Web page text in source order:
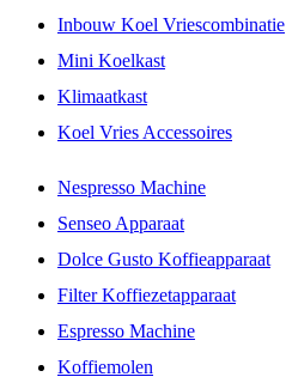
Inbouw Koel Vriescombinatie
Mini Koelkast
Klimaatkast
Koel Vries Accessoires
Nespresso Machine
Senseo Apparaat
Dolce Gusto Koffieapparaat
Filter Koffiezetapparaat
Espresso Machine
Koffiemolen